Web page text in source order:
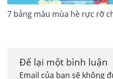
7 bảng màu mùa hè rực rỡ
Để lại một bình luận
Email của bạn sẽ không